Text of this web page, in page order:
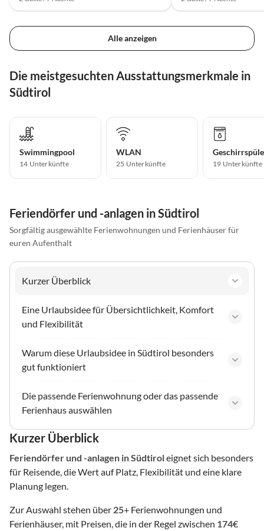
Alle anzeigen
Die meistgesuchten Ausstattungsmerkmale in
Südtirol
Swimmingpool
14 Unterkünfte
WLAN
25 Unterkünfte 19 Unterkünfte
Feriendörfer und -anlagen in Südtirol
Sorgfältig ausgewählte Ferienwohnungen und Ferienhäuser für
euren Aufenthalt
Kurzer Überblick
Eine Urlaubsidee für Übersichtlichkeit, Komfort
und Flexibilität
Warum diese Urlaubsidee in Südtirol besonders
gut funktioniert
Die passende Ferienwohnung oder das passende
Ferienhaus auswählen
Kurzer Überblick
Feriendörfer und -anlagen in Südtiroleignet sich besonders
für Reisende, die Wert auf Platz, Flexibilität und eine klare
Planung legen.
Zur Auswahl stehen über 25+ Ferienwohnungen und
Ferienhäuser, mit Preisen, die in der Regel zwischen 174€